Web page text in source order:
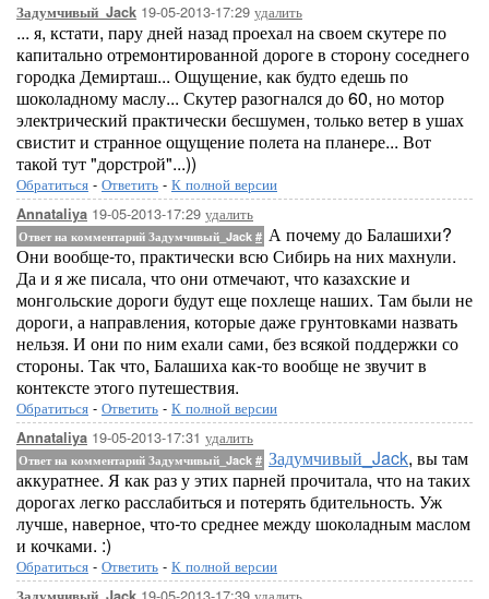
Задумчивый_Jack 19-05-2013-17:29 удалить
... я, кстати, пару дней назад проехал на своем скутере по
капитально отремонтированной дороге в сторону соседнего
городка Демирташ... Ощущение, как будто едешь по
шоколадному маслу... Скутер разогнался до 60, но мотор
электрический практически бесшумен, только ветер в ушах
свистит и странное ощущение полета на планере... Вот
такой тут "дорстрой"...))
Обратиться - Ответить - К полной версии
Annataliya 19-05-2013-17:29 удалить
Ответ на комментарий Задумчивый_Jack # А почему до Балашихи?
Они вообще-то, практически всю Сибирь на них махнули.
Да и я же писала, что они отмечают, что казахские и
монгольские дороги будут еще похлеще наших. Там были не
дороги, а направления, которые даже грунтовками назвать
нельзя. И они по ним ехали сами, без всякой поддержки со
стороны. Так что, Балашиха как-то вообще не звучит в
контексте этого путешествия.
Обратиться - Ответить - К полной версии
Annataliya 19-05-2013-17:31 удалить
Ответ на комментарий Задумчивый_Jack # Задумчивый_Jack, вы там
аккуратнее. Я как раз у этих парней прочитала, что на таких
дорогах легко расслабиться и потерять бдительность. Уж
лучше, наверное, что-то среднее между шоколадным маслом
и кочками. :)
Обратиться - Ответить - К полной версии